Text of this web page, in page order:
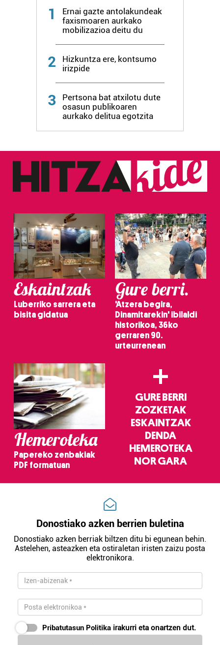
baliatzen gara. Ohar hau onartuz gero, teknologia hori
erabiltzeko baimen esplizitua ematen diguzu.
1
Ernai gazte antolakundeak
faxismoaren aurkako
mobilizazioa deitu du
2
Hizkuntza ere, kontsumo
irizpide
3
Pertsona bat atxilotu dute
osasun publikoaren
aurkako delitua egotzita
Eskaintzak
Luberriko sarrera eta
bisita gidatua
Gure berri.
'Atzera begira,
Dinamitarekin' ibilaldi
historikoa, 36ko
gerraren 90.
urteurrenean
Hemeroteka
Papereko zenbakiak
PDF formatuan
+
GURE BERRI
ZOZKETAK
ESKAINTZAK
DENDA
HEMEROTEKA
NOR GARA
Donostiako azken berrien buletina
Donostiako azken berriak biltzen ditu bi egunean behin.
Astelehen, asteazken eta ostiraletan iristen zaizu posta
elektronikora.
Pribatutasun Politika irakurri eta onartzen dut.